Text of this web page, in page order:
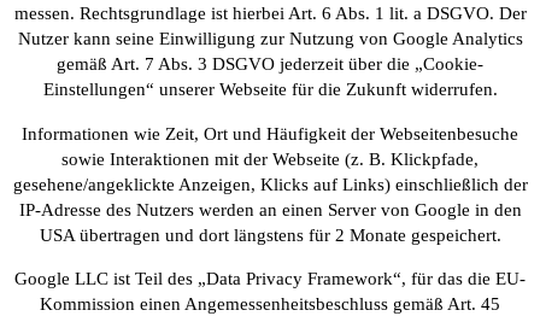
messen. Rechtsgrundlage ist hierbei Art. 6 Abs. 1 lit. a DSGVO. Der
Nutzer kann seine Einwilligung zur Nutzung von Google Analytics
gemäß Art. 7 Abs. 3 DSGVO jederzeit über die „Cookie-
Einstellungen“ unserer Webseite für die Zukunft widerrufen.
Informationen wie Zeit, Ort und Häufigkeit der Webseitenbesuche
sowie Interaktionen mit der Webseite (z. B. Klickpfade,
gesehene/angeklickte Anzeigen, Klicks auf Links) einschließlich der
IP-Adresse des Nutzers werden an einen Server von Google in den
USA übertragen und dort längstens für 2 Monate gespeichert.
Google LLC ist Teil des „Data Privacy Framework“, für das die EU-
Kommission einen Angemessenheitsbeschluss gemäß Art. 45